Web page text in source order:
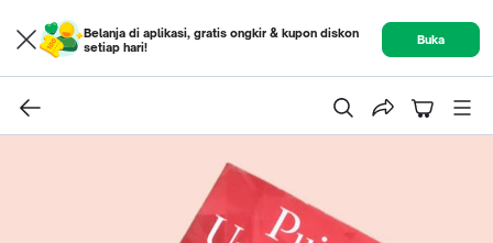
Belanja di aplikasi, gratis ongkir & kupon diskon
setiap hari!
Buka